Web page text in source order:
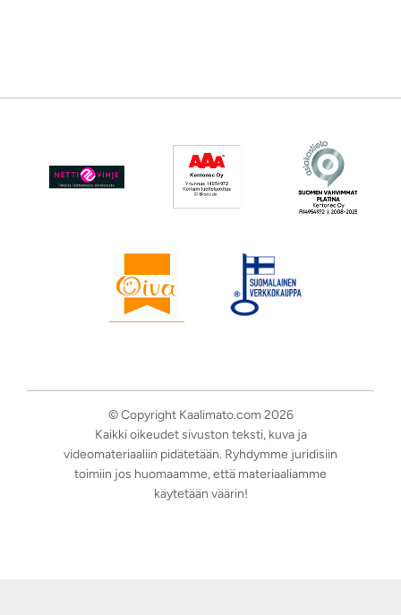
© Copyright Kaalimato.com 2026
Kaikki oikeudet sivuston teksti, kuva ja
videomateriaaliin pidätetään. Ryhdymme juridisiin
toimiin jos huomaamme, että materiaaliamme
käytetään väärin!